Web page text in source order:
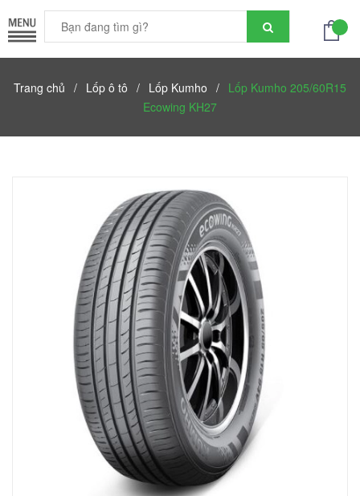
Trang chủ / Lốp ô tô / Lốp Kumho / Lốp Kumho 205/60R15
Ecowing KH27